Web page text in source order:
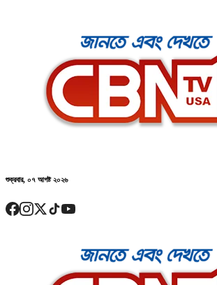
শুক্রবার, ০৭ আগষ্ট ২০২৬